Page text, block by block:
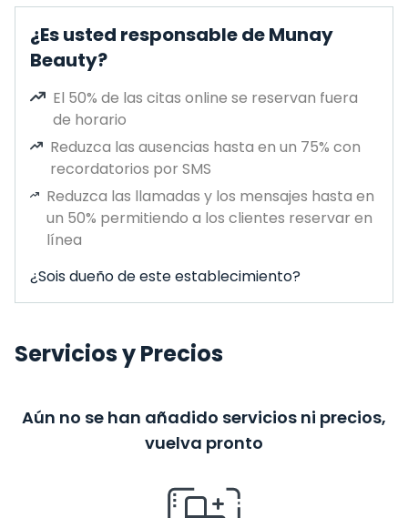
¿Es usted responsable de Munay
Beauty?
El 50% de las citas online se reservan fuera
de horario
Reduzca las ausencias hasta en un 75% con
recordatorios por SMS
Reduzca las llamadas y los mensajes hasta en
un 50% permitiendo a los clientes reservar en
línea
¿Sois dueño de este establecimiento?
Servicios y Precios
Aún no se han añadido servicios ni precios,
vuelva pronto